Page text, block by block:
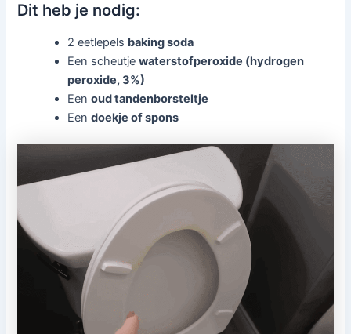
Dit heb je nodig:
2 eetlepels baking soda
Een scheutjewaterstofperoxide (hydrogen
peroxide, 3%)
Eenoud tandenborsteltje
Eendoekje of spons